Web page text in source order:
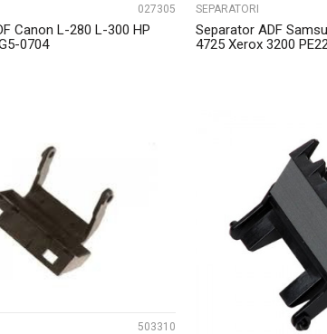
027305
Canon L-280 L-300 HP
0704
SEPARATORI
Separator ADF
4725 Xerox 3200
UPOREDI
503310